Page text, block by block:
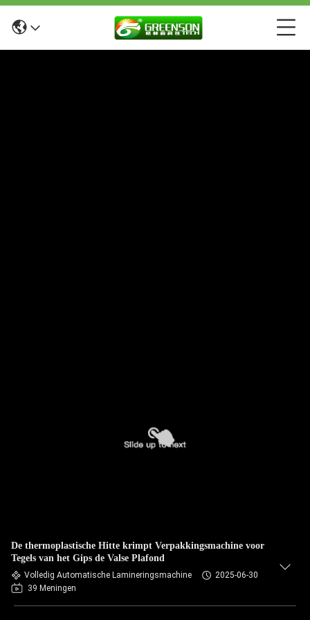
De thermoplastische Hitte krimpt Verpakkingsmachine voor
Tegels van het Gips de Valse Plafond
Volledig Automatische Lamineringsmachine
2025-06-30
39 Meningen